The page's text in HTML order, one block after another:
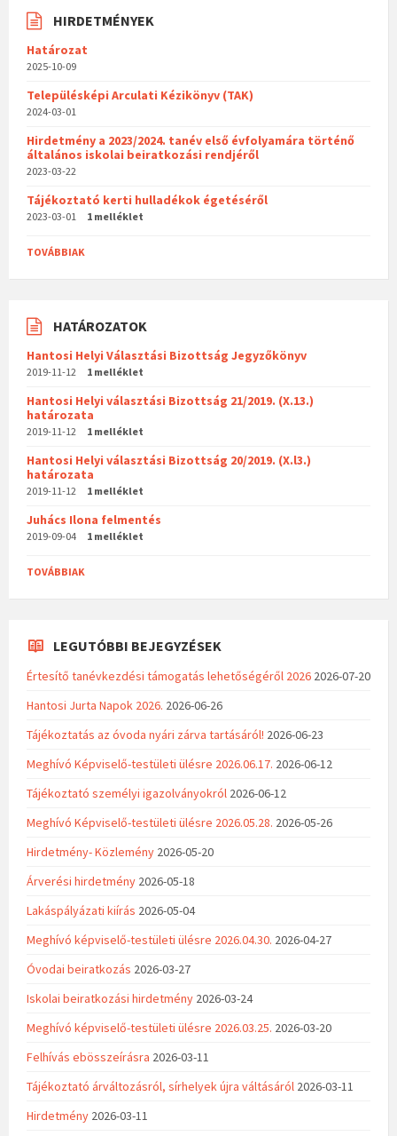
HIRDETMÉNYEK
Határozat
2025-10-09
Településképi Arculati Kézikönyv (TAK)
2024-03-01
Hirdetmény a 2023/2024. tanév első évfolyamára történő
általános iskolai beiratkozási rendjéről
2023-03-22
Tájékoztató kerti hulladékok égetéséről
2023-03-01 1 melléklet
TOVÁBBIAK
HATÁROZATOK
Hantosi Helyi Választási Bizottság Jegyzőkönyv
2019-11-12 1 melléklet
Hantosi Helyi választási Bizottság 21/2019. (X.13.)
határozata
2019-11-12 1 melléklet
Hantosi Helyi választási Bizottság 20/2019. (X.l3.)
határozata
2019-11-12 1 melléklet
Juhács Ilona felmentés
2019-09-04 1 melléklet
TOVÁBBIAK
LEGUTÓBBI BEJEGYZÉSEK
Értesítő tanévkezdési támogatás lehetőségéről 2026 2026-07-20
Hantosi Jurta Napok 2026. 2026-06-26
Tájékoztatás az óvoda nyári zárva tartásáról! 2026-06-23
Meghívó Képviselő-testületi ülésre 2026.06.17. 2026-06-12
Tájékoztató személyi igazolványokról 2026-06-12
Meghívó Képviselő-testületi ülésre 2026.05.28. 2026-05-26
Hirdetmény- Közlemény 2026-05-20
Árverési hirdetmény 2026-05-18
Lakáspályázati kiírás 2026-05-04
Meghívó képviselő-testületi ülésre 2026.04.30. 2026-04-27
Óvodai beiratkozás 2026-03-27
Iskolai beiratkozási hirdetmény 2026-03-24
Meghívó képviselő-testületi ülésre 2026.03.25. 2026-03-20
Felhívás ebösszeírásra 2026-03-11
Tájékoztató árváltozásról, sírhelyek újra váltásáról 2026-03-11
Hirdetmény 2026-03-11